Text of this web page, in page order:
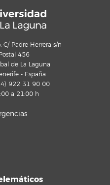
C/ Padre Herrera s/n
456
de La Laguna
- España
922 31 90 00
a 21:00 h